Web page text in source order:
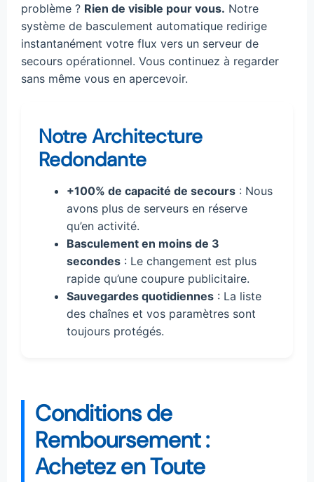
problème ? Rien de visible pour vous. Notre
système de basculement automatique redirige
instantanément votre flux vers un serveur de
secours opérationnel. Vous continuez à regarder
sans même vous en apercevoir.
Notre Architecture
Redondante
+100% de capacité de secours : Nous
avons plus de serveurs en réserve
qu’en activité.
Basculement en moins de 3
secondes : Le changement est plus
rapide qu’une coupure publicitaire.
Sauvegardes quotidiennes : La liste
des chaînes et vos paramètres sont
toujours protégés.
Conditions de
Remboursement :
Achetez en Toute